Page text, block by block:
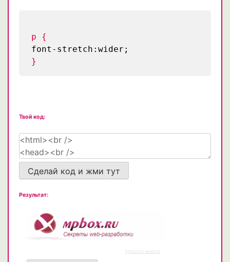
p {
font-stretch:wider;
}
Твой код:
Сделай код и жми тут
Результат: